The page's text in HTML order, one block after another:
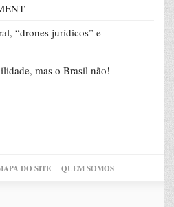
“drones jurídicos” e
mas o Brasil não!
DO SITE QUEM SOMOS